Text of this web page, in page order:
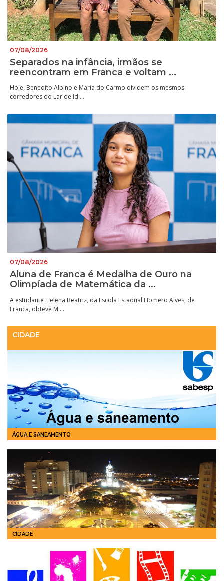
07/08/2026
Separados na infância, irmãos se
reencontram em Franca e voltam ...
Hoje, Benedito Albino e Maria do Carmo dividem os mesmos
corredores do Lar de Id ...
07/08/2026
Aluna de Franca é Medalha de Ouro na
Olimpíada de Matemática da ...
A estudante Helena Beatriz, da Escola Estadual Homero Alves, de
Franca, obteve M ...
CIDADE
ÁGUA E SANEAMENTO
CIDADE